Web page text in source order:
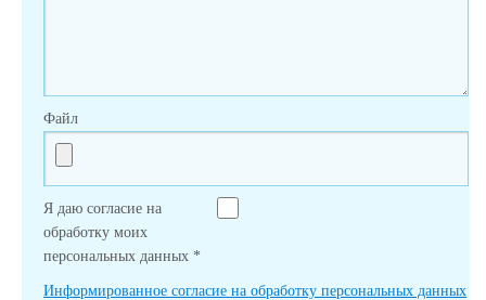
Файл
Я даю согласие на
обработку моих
персональных данных *
Информированное согласие на обработку персональных данных